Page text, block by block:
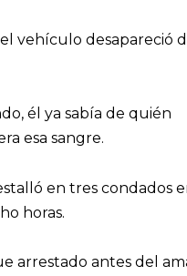
vehículo desapareció
él ya sabía de quién
esa sangre.
en tres condados
horas.
arrestado antes del